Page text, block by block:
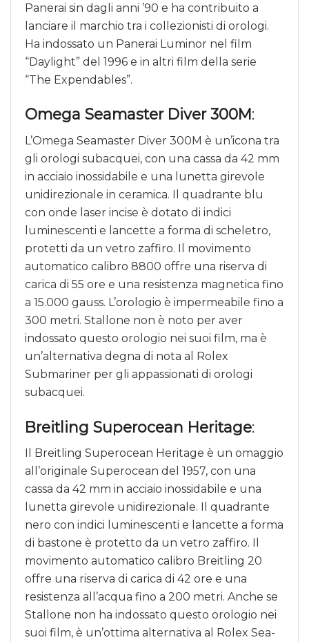
Panerai sin dagli anni ’90 e ha contribuito a
lanciare il marchio tra i collezionisti di orologi.
Ha indossato un Panerai Luminor nel film
“Daylight” del 1996 e in altri film della serie
“The Expendables”.
Omega Seamaster Diver 300M:
L’Omega Seamaster Diver 300M è un’icona tra
gli orologi subacquei, con una cassa da 42 mm
in acciaio inossidabile e una lunetta girevole
unidirezionale in ceramica. Il quadrante blu
con onde laser incise è dotato di indici
luminescenti e lancette a forma di scheletro,
protetti da un vetro zaffiro. Il movimento
automatico calibro 8800 offre una riserva di
carica di 55 ore e una resistenza magnetica fino
a 15.000 gauss. L’orologio è impermeabile fino a
300 metri. Stallone non è noto per aver
indossato questo orologio nei suoi film, ma è
un’alternativa degna di nota al Rolex
Submariner per gli appassionati di orologi
subacquei.
Breitling Superocean Heritage:
Il Breitling Superocean Heritage è un omaggio
all’originale Superocean del 1957, con una
cassa da 42 mm in acciaio inossidabile e una
lunetta girevole unidirezionale. Il quadrante
nero con indici luminescenti e lancette a forma
di bastone è protetto da un vetro zaffiro. Il
movimento automatico calibro Breitling 20
offre una riserva di carica di 42 ore e una
resistenza all’acqua fino a 200 metri. Anche se
Stallone non ha indossato questo orologio nei
suoi film, è un’ottima alternativa al Rolex Sea-